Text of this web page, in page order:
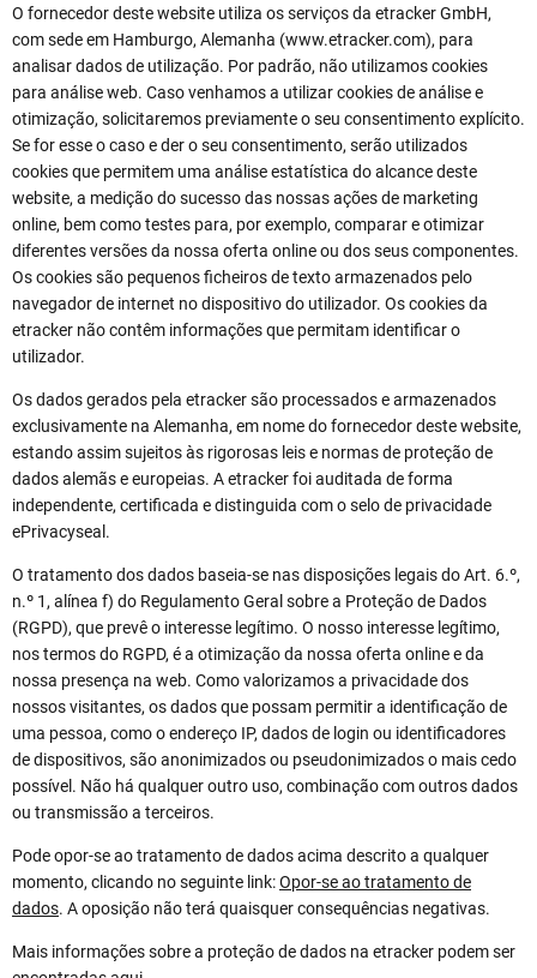
O fornecedor deste website utiliza os serviços da etracker GmbH,
com sede em Hamburgo, Alemanha (www.etracker.com), para
analisar dados de utilização. Por padrão, não utilizamos cookies
para análise web. Caso venhamos a utilizar cookies de análise e
otimização, solicitaremos previamente o seu consentimento explícito.
Se for esse o caso e der o seu consentimento, serão utilizados
cookies que permitem uma análise estatística do alcance deste
website, a medição do sucesso das nossas ações de marketing
online, bem como testes para, por exemplo, comparar e otimizar
diferentes versões da nossa oferta online ou dos seus componentes.
Os cookies são pequenos ficheiros de texto armazenados pelo
navegador de internet no dispositivo do utilizador. Os cookies da
etracker não contêm informações que permitam identificar o
utilizador.
Os dados gerados pela etracker são processados e armazenados
exclusivamente na Alemanha, em nome do fornecedor deste website,
estando assim sujeitos às rigorosas leis e normas de proteção de
dados alemãs e europeias. A etracker foi auditada de forma
independente, certificada e distinguida com o selo de privacidade
ePrivacyseal.
O tratamento dos dados baseia-se nas disposições legais do Art. 6.º,
n.º 1, alínea f) do Regulamento Geral sobre a Proteção de Dados
(RGPD), que prevê o interesse legítimo. O nosso interesse legítimo,
nos termos do RGPD, é a otimização da nossa oferta online e da
nossa presença na web. Como valorizamos a privacidade dos
nossos visitantes, os dados que possam permitir a identificação de
uma pessoa, como o endereço IP, dados de login ou identificadores
de dispositivos, são anonimizados ou pseudonimizados o mais cedo
possível. Não há qualquer outro uso, combinação com outros dados
ou transmissão a terceiros.
Pode opor-se ao tratamento de dados acima descrito a qualquer
momento, clicando no seguinte link:Opor-se ao tratamento de
dados. A oposição não terá quaisquer consequências negativas.
Mais informações sobre a proteção de dados na etracker podem ser